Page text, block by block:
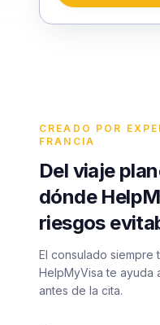
CREADO POR
FRANCIA
Del viaje
dónde
riesgos
El consulado siempre
HelpMyVisa te ayuda
antes de la cita.